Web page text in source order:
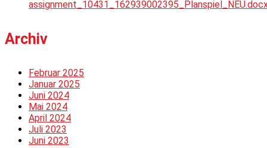
Archiv
Februar 2025
Januar 2025
Juni 2024
Mai 2024
April 2024
Juli 2023
Juni 2023